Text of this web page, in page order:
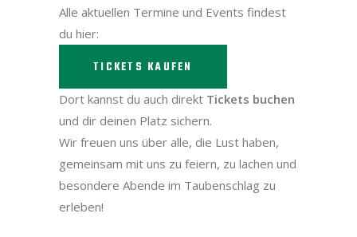
Alle aktuellen Termine und Events findest
du hier:
TICKETS KAUFEN
Dort kannst du auch direkt Tickets buchen
und dir deinen Platz sichern.
Wir freuen uns über alle, die Lust haben,
gemeinsam mit uns zu feiern, zu lachen und
besondere Abende im Taubenschlag zu
erleben!